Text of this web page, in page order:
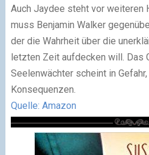
Auch Jaydee steht vor weiteren
muss Benjamin Walker
der die Wahrheit über die
letzten Zeit aufdecken will. Das
Seelenwächter scheint in
Konsequenzen.
Quelle: Amazon